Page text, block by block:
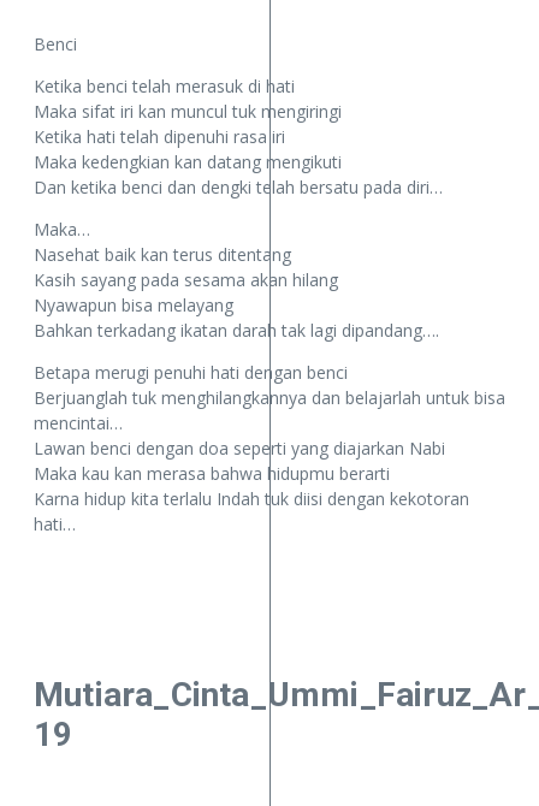
Benci
Ketika benci telah merasuk di hati
Maka sifat iri kan muncul tuk mengiringi
Ketika hati telah dipenuhi rasa iri
Maka kedengkian kan datang mengikuti
Dan ketika benci dan dengki telah bersatu pada diri…
Maka…
Nasehat baik kan terus ditentang
Kasih sayang pada sesama akan hilang
Nyawapun bisa melayang
Bahkan terkadang ikatan darah tak lagi dipandang….
Betapa merugi penuhi hati dengan benci
Berjuanglah tuk menghilangkannya dan belajarlah untuk bisa
mencintai…
Lawan benci dengan doa seperti yang diajarkan Nabi
Maka kau kan merasa bahwa hidupmu berarti
Karna hidup kita terlalu Indah tuk diisi dengan kekotoran
hati…
19